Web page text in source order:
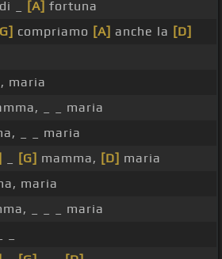
_ [A] fortuna
compriamo [A] anche la [D]
maria
_ _ maria
_ _ maria
[G] mamma, [D] maria
maria
_ _ _ maria